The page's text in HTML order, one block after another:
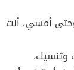
أمسي، أنت
وتنسيك.